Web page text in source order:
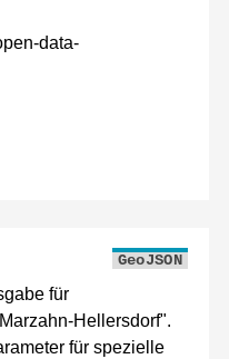
data-
GeoJSON
für
Hellersdorf".
für spezielle